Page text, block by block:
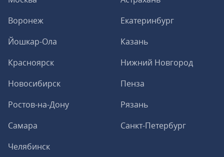
Воронеж
Екатеринбург
Йошкар-Ола
Казань
Красноярск
Нижний Новгород
Новосибирск
Пенза
Ростов-на-Дону
Рязань
Самара
Санкт-Петербург
Челябинск